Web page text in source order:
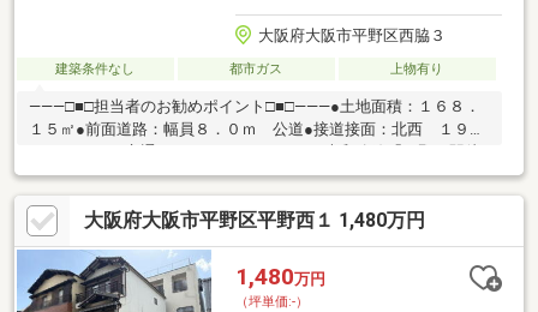
大阪府大阪市平野区西脇３
建築条件なし 都市ガス 上物有り
―――□■□担当者のお勧めポイント□■□―――●土地面積：１６８．
１５㎡●前面道路：幅員８．０ｍ 公道●接道接面：北西 １９．
歩７分●大阪メトロ谷町線「平野」駅徒歩１２分―――□■□周辺環
境□■□―――●ｍａｎｄａｉ平野西脇店 徒歩６分（約４２０ｍ）●
セブンイレブンキヨスクＪＲ平野駅改札口駅 徒歩６分（約４７
０ｍ）●フロンティア秋桜店 徒歩２分（約１３０ｍ）●セリア万
代平野西脇店 徒歩６分（約４４０ｍ）●平野小学校 徒歩１０
分（約７３０ｍ）
大阪府大阪市平野区平野西１ 1,480万円
1,480万円
（坪単価:-）